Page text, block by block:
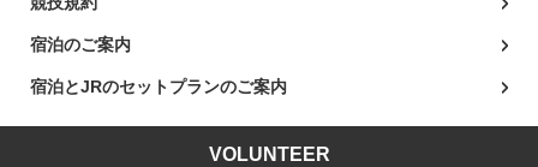
宿泊のご案内
宿泊とJRのセットプランのご案内
VOLUNTEER